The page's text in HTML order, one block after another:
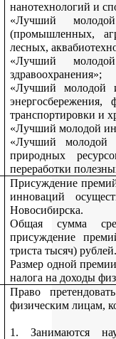
нанотехнологий и
«Лучший
(промышленных,
лесных,
«Лучший
здравоохранения»;
«Лучший молодой
транспортировки и
«Лучший молодой
«Лучший молодой
природных
переработки
Присуждение
инноваций
Новосибирска.
Общая сумма
присуждение
триста тысяч)
Размер одной
налога на доходы
Право
физическим лицам,
1. Занимаются